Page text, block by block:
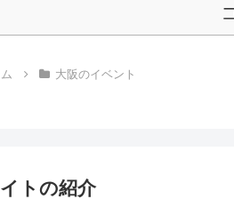
大阪のイベント
トの紹介